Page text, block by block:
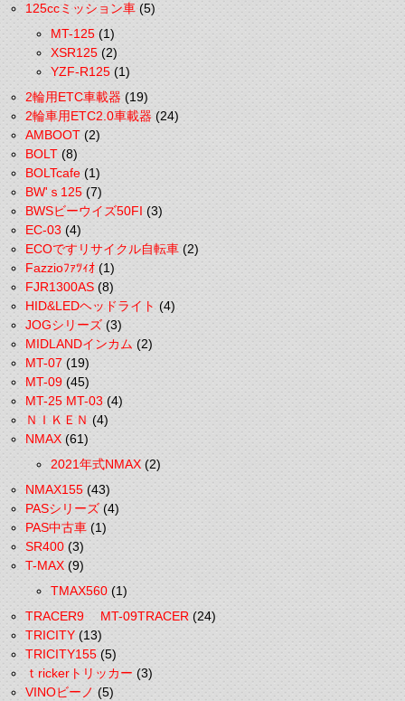
125ccミッション車(5)
MT-125(1)
XSR125(2)
YZF-R125(1)
2輪用ETC車載器(19)
2輪車用ETC2.0車載器(24)
AMBOOT(2)
BOLT(8)
BOLTcafe(1)
BW'ｓ125(7)
BWSビーウイズ50FI(3)
EC-03(4)
ECOですリサイクル自転車(2)
Fazzioﾌｧﾂｨｵ(1)
FJR1300AS(8)
HID&LEDヘッドライト(4)
JOGシリーズ(3)
MIDLANDインカム(2)
MT-07(19)
MT-09(45)
MT-25 MT-03(4)
ＮＩＫＥＮ(4)
NMAX(61)
2021年式NMAX(2)
NMAX155(43)
PASシリーズ(4)
PAS中古車(1)
SR400(3)
T-MAX(9)
TMAX560(1)
TRACER9 MT-09TRACER(24)
TRICITY(13)
TRICITY155(5)
ｔrickerトリッカー(3)
VINOビーノ(5)